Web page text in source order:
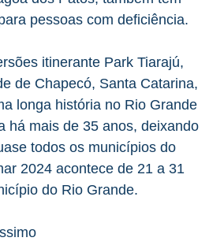
pessoas com deficiência.
itinerante Park Tiarajú,
de Chapecó, Santa Catarina,
longa história no Rio Grande
há mais de 35 anos, deixando
todos os municípios do
2024 acontece de 21 a 31
do Rio Grande.